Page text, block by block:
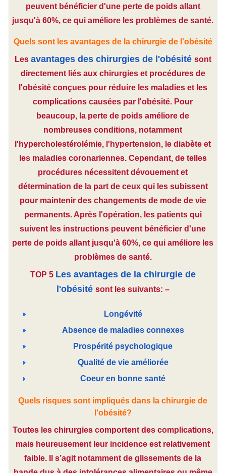
peuvent bénéficier d'une perte de poids allant
jusqu'à 60%, ce qui améliore les problèmes de santé.
Quels sont les avantages de la chirurgie de l'obésité
Les avantages des chirurgies de l'obésité sont
directement liés aux chirurgies et procédures de
l'obésité conçues pour réduire les maladies et les
complications causées par l'obésité. Pour
beaucoup, la perte de poids améliore de
nombreuses conditions, notamment
l'hypercholestérolémie, l'hypertension, le diabète et
les maladies coronariennes. Cependant, de telles
procédures nécessitent dévouement et
détermination de la part de ceux qui les subissent
pour maintenir des changements de mode de vie
permanents. Après l'opération, les patients qui
suivent les instructions peuvent bénéficier d'une
perte de poids allant jusqu'à 60%, ce qui améliore les
problèmes de santé.
TOP 5 Les avantages de la chirurgie de
l'obésité sont les suivants: –
Longévité
Absence de maladies connexes
Prospérité psychologique
Qualité de vie améliorée
Coeur en bonne santé
Quels risques sont impliqués dans la chirurgie de
l'obésité?
Toutes les chirurgies comportent des complications,
mais heureusement leur incidence est relativement
faible. Il s’agit notamment de glissements de la